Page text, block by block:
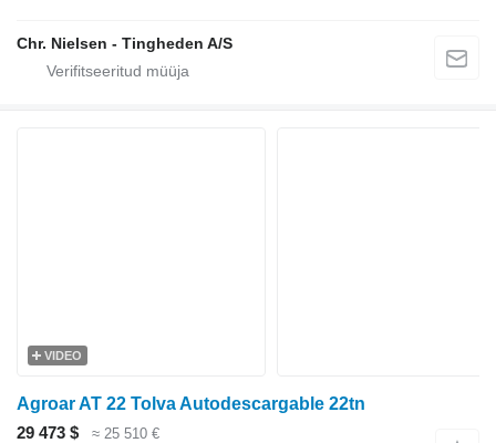
Chr. Nielsen - Tingheden A/S
VIDEO
Agroar AT 22 Tolva Autodescargable 22tn
29 473 $
≈ 25 510 €